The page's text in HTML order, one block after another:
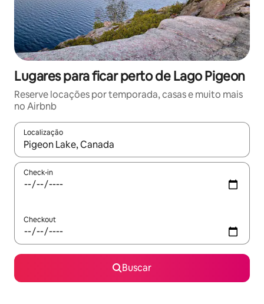
Lugares para ficar perto de Lago Pigeon
Reserve locações por temporada, casas e muito mais
no Airbnb
Localização
Quando os resultados estiverem disponíveis, explore-os
Check-in
Checkout
Buscar